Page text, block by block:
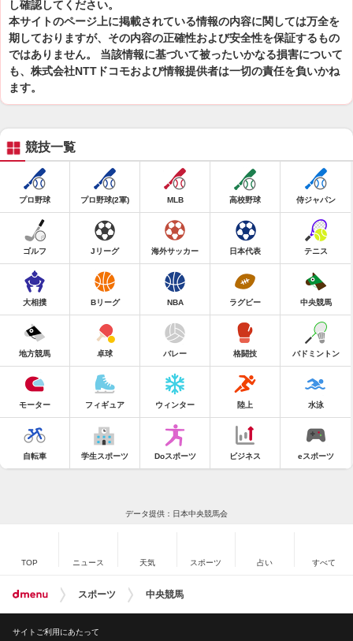
し確認してください。
本サイトのページ上に掲載されている情報の内容に関しては万全を
期しておりますが、その内容の正確性および安全性を保証するもの
ではありません。 当該情報に基づいて被ったいかなる損害について
も、株式会社NTTドコモおよび情報提供者は一切の責任を負いかね
ます。
競技一覧
プロ野球 プロ野球(2軍) MLB 高校野球 侍ジャパン
ゴルフ Jリーグ 海外サッカー 日本代表 テニス
大相撲 Bリーグ NBA ラグビー 中央競馬
地方競馬 卓球 バレー 格闘技 バドミントン
モーター フィギュア ウィンター 陸上 水泳
自転車 学生スポーツ Doスポーツ ビジネス eスポーツ
データ提供：日本中央競馬会
TOP ニュース 天気 スポーツ 占い すべて
スポーツ 中央競馬
サイトご利用にあたって